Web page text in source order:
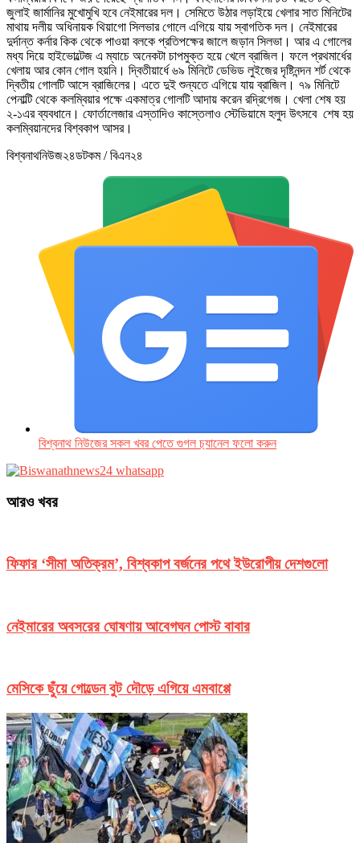
জুলাই জার্মানির মুখোমুখি হবে নেইমারের দল। সেমিতে উঠার লড়াইয়ে খেলার সাত মিনিটের
মাথায় দলীয় অধিনায়ক থিয়াগো সিলভার গোলে এগিয়ে যায় স্বাগতিক দল। নেইমারের
দুর্দান্ত কর্নার কিক থেকে পাওয়া বলকে প্রতিপক্ষের জালে জড়ান সিলভা। আর এ গোলের
মধ্য দিয়ে হাইভোল্টেজ এ ম্যাচে অনেকটা চাপমুক্ত হয়ে খেলে ব্রাজিল। ফলে প্রথমার্ধের
খেলায় আর কোন গোল হয়নি। দ্বিতীয়ার্ধে ৬৯ মিনিটে ডেভিড লুইজের দৃষ্টিনন্দন শর্ট থেকে
দ্বিতীয় গোলটি আসে ব্রাজিলের। এতে দুই শুন্যতে এগিয়ে যায় ব্রাজিল। ৭৯ মিনিটে
পেনাল্টি থেকে কলম্বিয়ার পক্ষে একমাত্র গোলটি আদায় করেন রদ্রিগেজ। খেলা শেষ হয়
২-১এর ব্যবধানে। ফোর্তালেজার এস্তাদিও কাস্তেলাও স্টেডিয়ামে হলুদ উৎসবে শেষ হয়
কলম্বিয়ানদের বিশ্বকাপ আসর।
বিশ্বনাথনিউজ২৪ডটকম / বিএন২৪
বিশ্বনাথ নিউজের সকল খবর পেতে গুগল চ‌্যানেল ফলো করুন
আরও খবর
ফিফার ‘সীমা অতিক্রম’, বিশ্বকাপ বর্জনের পথে ইউরোপীয় দেশগুলো
নেইমারের অবসরের ঘোষণায় আবেগঘন পোস্ট বাবার
মেসিকে ছুঁয়ে গোল্ডেন বুট দৌড়ে এগিয়ে এমবাপ্পে